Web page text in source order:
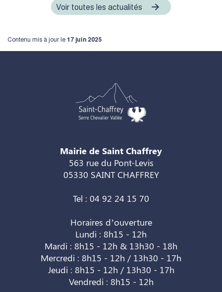
Voir toutes les actualités
Contenu mis à jour le 17 juin 2025
Mairie de Saint Chaffrey
563 rue du Pont-Levis
05330 SAINT CHAFFREY
Tel : 04 92 24 15 70
Horaires d’ouverture
Lundi : 8h15 - 12h
Mardi : 8h15 - 12h & 13h30 - 18h
Mercredi : 8h15 - 12h / 13h30 - 17h
Jeudi : 8h15 - 12h / 13h30 - 17h
Vendredi : 8h15 - 12h